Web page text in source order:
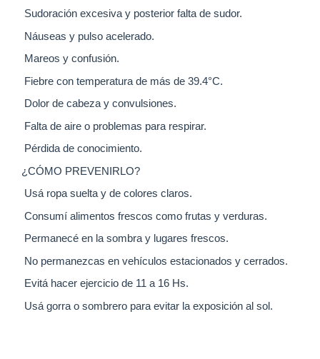
Sudoración excesiva y posterior falta de sudor.
Náuseas y pulso acelerado.
Mareos y confusión.
Fiebre con temperatura de más de 39.4°C.
Dolor de cabeza y convulsiones.
Falta de aire o problemas para respirar.
Pérdida de conocimiento.
¿CÓMO PREVENIRLO?
Usá ropa suelta y de colores claros.
Consumí alimentos frescos como frutas y verduras.
Permanecé en la sombra y lugares frescos.
No permanezcas en vehículos estacionados y cerrados.
Evitá hacer ejercicio de 11 a 16 Hs.
Usá gorra o sombrero para evitar la exposición al sol.